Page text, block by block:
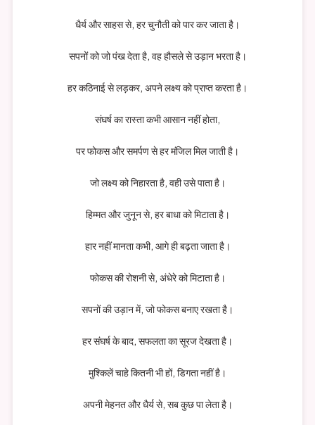
धैर्य और साहस से, हर चुनौती को पार कर जाता है।
सपनों को जो पंख देता है, वह हौसले से उड़ान भरता है।
हर कठिनाई से लड़कर, अपने लक्ष्य को प्राप्त करता है।
संघर्ष का रास्ता कभी आसान नहीं होता,
पर फोकस और समर्पण से हर मंजिल मिल जाती है।
जो लक्ष्य को निहारता है, वही उसे पाता है।
हिम्मत और जुनून से, हर बाधा को मिटाता है।
हार नहीं मानता कभी, आगे ही बढ़ता जाता है।
फोकस की रोशनी से, अंधेरे को मिटाता है।
सपनों की उड़ान में, जो फोकस बनाए रखता है।
हर संघर्ष के बाद, सफलता का सूरज देखता है।
मुश्किलें चाहे कितनी भी हों, डिगता नहीं है।
अपनी मेहनत और धैर्य से, सब कुछ पा लेता है।